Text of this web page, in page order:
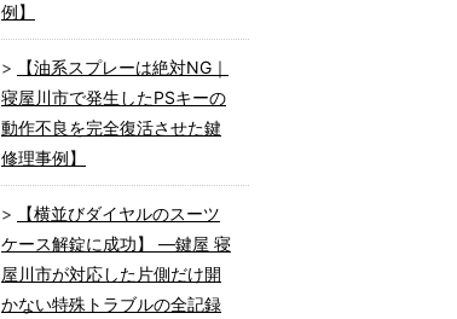
例】
【油系スプレーは絶対NG｜
寝屋川市で発生したPSキーの
動作不良を完全復活させた鍵
修理事例】
【横並びダイヤルのスーツ
ケース解錠に成功】 ―鍵屋 寝
屋川市が対応した片側だけ開
かない特殊トラブルの全記録